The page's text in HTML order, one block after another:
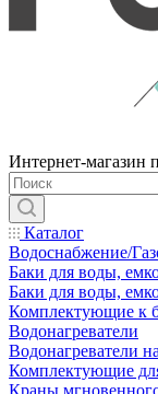
Интернет-магазин
Каталог
Водоснабжение/
Баки для воды,
Баки для воды,
Комплектующие к
Водонагреватели
Водонагреватели
Комплектующие
Краны